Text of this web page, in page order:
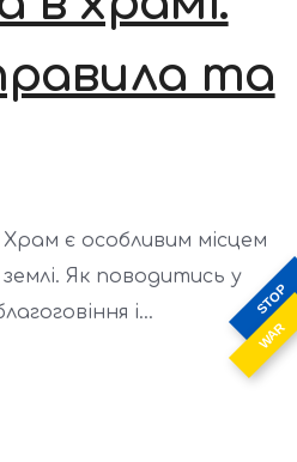
STOP
WAR
та
є особливим місцем
Як поводитись у
і...